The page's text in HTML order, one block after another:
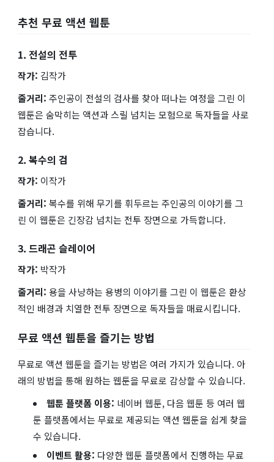
추천 무료 액션 웹툰
1. 전설의 전투
작가: 김작가
줄거리: 주인공이 전설의 검사를 찾아 떠나는 여정을 그린 이
웹툰은 숨막히는 액션과 스릴 넘치는 모험으로 독자들을 사로
잡습니다.
2. 복수의 검
작가: 이작가
줄거리: 복수를 위해 무기를 휘두르는 주인공의 이야기를 그
린 이 웹툰은 긴장감 넘치는 전투 장면으로 가득합니다.
3. 드래곤 슬레이어
작가: 박작가
줄거리: 용을 사냥하는 용병의 이야기를 그린 이 웹툰은 환상
적인 배경과 치열한 전투 장면으로 독자들을 매료시킵니다.
무료 액션 웹툰을 즐기는 방법
무료로 액션 웹툰을 즐기는 방법은 여러 가지가 있습니다. 아
래의 방법을 통해 원하는 웹툰을 무료로 감상할 수 있습니다.
웹툰 플랫폼 이용: 네이버 웹툰, 다음 웹툰 등 여러 웹
툰 플랫폼에서는 무료로 제공되는 액션 웹툰을 쉽게 찾을
수 있습니다.
이벤트 활용: 다양한 웹툰 플랫폼에서 진행하는 무료